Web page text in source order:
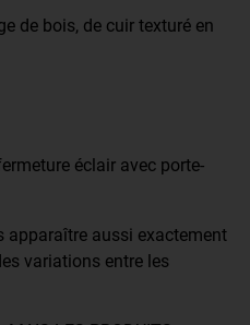
de bois, de cuir texturé en
éclair avec porte-
apparaître aussi exactement
variations entre les